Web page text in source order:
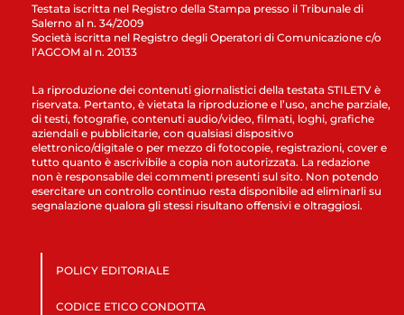
Testata iscritta nel Registro della Stampa presso il Tribunale di
Salerno al n. 34/2009
Società iscritta nel Registro degli Operatori di Comunicazione c/o
l’AGCOM al n. 20133
La riproduzione dei contenuti giornalistici della testata STILETV è
riservata. Pertanto, è vietata la riproduzione e l’uso, anche parziale,
di testi, fotografie, contenuti audio/video, filmati, loghi, grafiche
aziendali e pubblicitarie, con qualsiasi dispositivo
elettronico/digitale o per mezzo di fotocopie, registrazioni, cover e
tutto quanto è ascrivibile a copia non autorizzata. La redazione
non è responsabile dei commenti presenti sul sito. Non potendo
esercitare un controllo continuo resta disponibile ad eliminarli su
segnalazione qualora gli stessi risultano offensivi e oltraggiosi.
POLICY EDITORIALE
CODICE ETICO CONDOTTA